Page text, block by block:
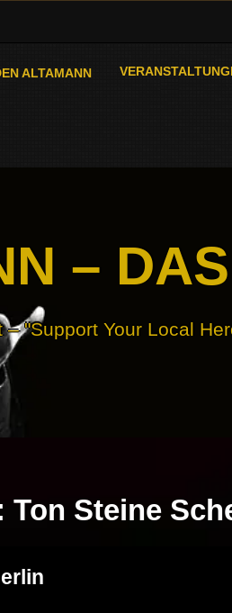
ALTAMANN
–
– "Support Your Local
Ton Steine